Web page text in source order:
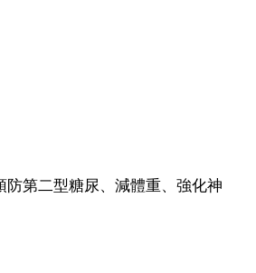
第二型糖尿、減體重、強化神